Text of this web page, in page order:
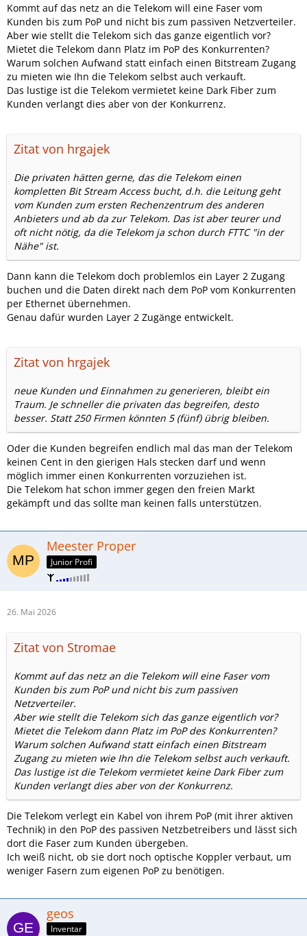
Kommt auf das netz an die Telekom will eine Faser vom
Kunden bis zum PoP und nicht bis zum passiven Netzverteiler.
Aber wie stellt die Telekom sich das ganze eigentlich vor?
Mietet die Telekom dann Platz im PoP des Konkurrenten?
Warum solchen Aufwand statt einfach einen Bitstream Zugang
zu mieten wie Ihn die Telekom selbst auch verkauft.
Das lustige ist die Telekom vermietet keine Dark Fiber zum
Kunden verlangt dies aber von der Konkurrenz.
Zitat von hrgajek
Die privaten hätten gerne, das die Telekom einen
kompletten Bit Stream Access bucht, d.h. die Leitung geht
vom Kunden zum ersten Rechenzentrum des anderen
Anbieters und ab da zur Telekom. Das ist aber teurer und
oft nicht nötig, da die Telekom ja schon durch FTTC "in der
Nähe" ist.
Dann kann die Telekom doch problemlos ein Layer 2 Zugang
buchen und die Daten direkt nach dem PoP vom Konkurrenten
per Ethernet übernehmen.
Genau dafür wurden Layer 2 Zugänge entwickelt.
Zitat von hrgajek
neue Kunden und Einnahmen zu generieren, bleibt ein
Traum. Je schneller die privaten das begreifen, desto
besser. Statt 250 Firmen könnten 5 (fünf) übrig bleiben.
Oder die Kunden begreifen endlich mal das man der Telekom
keinen Cent in den gierigen Hals stecken darf und wenn
möglich immer einen Konkurrenten vorzuziehen ist.
Die Telekom hat schon immer gegen den freien Markt
gekämpft und das sollte man keinen falls unterstützen.
Meester Proper
Junior Profi
26. Mai 2026
Zitat von Stromae
Kommt auf das netz an die Telekom will eine Faser vom
Kunden bis zum PoP und nicht bis zum passiven
Netzverteiler.
Aber wie stellt die Telekom sich das ganze eigentlich vor?
Mietet die Telekom dann Platz im PoP des Konkurrenten?
Warum solchen Aufwand statt einfach einen Bitstream
Zugang zu mieten wie Ihn die Telekom selbst auch verkauft.
Das lustige ist die Telekom vermietet keine Dark Fiber zum
Kunden verlangt dies aber von der Konkurrenz.
Die Telekom verlegt ein Kabel von ihrem PoP (mit ihrer aktiven
Technik) in den PoP des passiven Netzbetreibers und lässt sich
dort die Faser zum Kunden übergeben.
Ich weiß nicht, ob sie dort noch optische Koppler verbaut, um
weniger Fasern zum eigenen PoP zu benötigen.
geos
Inventar